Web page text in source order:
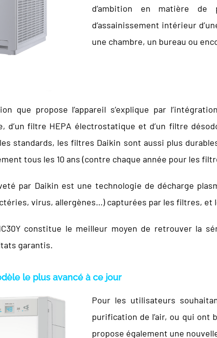
d’ambition en matière de
d’assainissement intérieur
une chambre, un bureau ou
que propose l’appareil s’explique par
d’un filtre HEPA électrostatique et d’un filtre
standards, les filtres Daikin sont aussi plus
tous les 10 ans (contre chaque année pour les
par Daikin est une technologie de décharge
virus, allergènes…) capturées par les filtres,
constitue le meilleur moyen de retrouver la
garantis.
le plus avancé à ce jour
Pour les utilisateurs
purification de l’air, ou qui ont
propose également une